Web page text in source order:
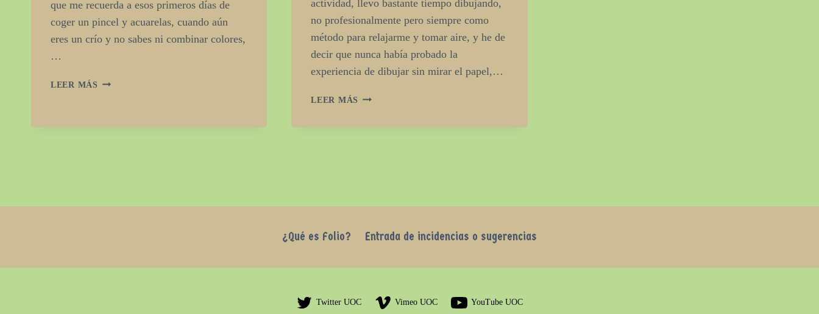
que me recuerda a esos primeros días de
coger un pincel y acuarelas, cuando aún
eres un crío y no sabes ni combinar colores,
…
LEER MÁS PEC
actividad, llevo bastante tiempo dibujando,
no profesionalmente pero siempre como
método para relajarme y tomar aire, y he de
decir que nunca había probado la
experiencia de dibujar sin mirar el papel,…
LEER MÁS LA
¿Qué es Folio? Entrada de incidencias o sugerencias
Twitter UOC Vimeo UOC YouTube UOC